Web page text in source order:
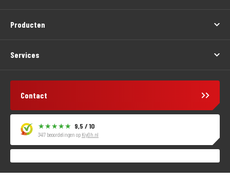
Producten
Services
Contact
9,5 / 10
3417 beoordelingen op KiyOh.nl